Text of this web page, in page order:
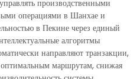
производственными
операциями в Шанхае и
в Пекине через единый
алгоритмы
направляют транзакции,
маршрутам, снижая